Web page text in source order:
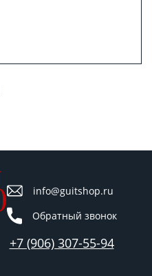
info@guitshop.ru
Обратный звонок
+7 (906) 307-55-94